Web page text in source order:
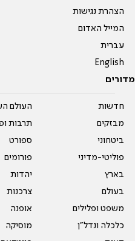
הצהרת נגישות
המייל האדום
עברית
English
מדורים
חדשות
מבזקים
ביטחוני
פוליטי-מדיני
בארץ
בעולם
משפט ופלילים
כלכלה ונדל"ן
העולם
תרבות
ספורט
פורומים
יהדות
צרכנות
אופנה
מוסיקה